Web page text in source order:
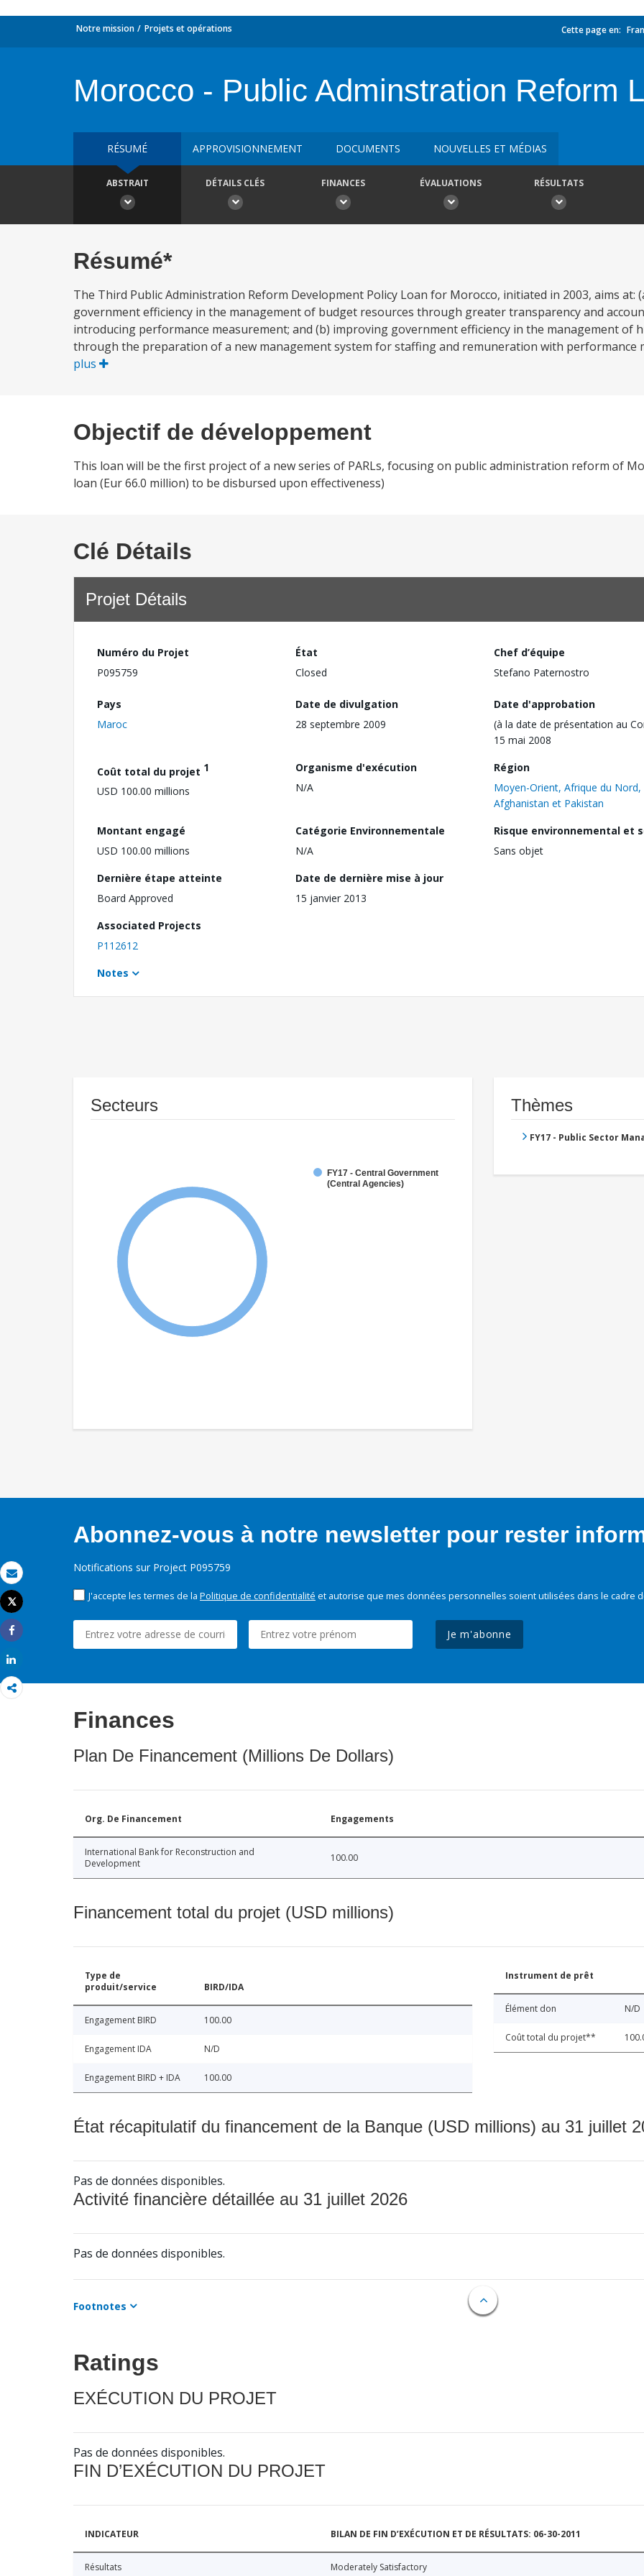
Email
Imprimer
Tweet
Share
Notre mission Projets et opérations Cette page en:
Morocco - Public Adminstration Reform
RÉSUMÉ APPROVISIONNEMENT DOCUMENTS NOUVELLES ET MÉDIAS
ABSTRAIT DÉTAILS CLÉS FINANCES ÉVALUATIONS RÉSULTATS
Résumé*
The Third Public Administration Reform Development Policy Loan for Morocco, initiated in 2003, aims at:
government efficiency in the management of budget resources through greater transparency and
introducing performance measurement; and (b) improving government efficiency in the management of
through the preparation of a new management system for staffing and remuneration with performance
plus
Objectif de développement
This loan will be the first project of a new series of PARLs, focusing on public administration reform of
loan (Eur 66.0 million) to be disbursed upon effectiveness)
Clé Détails
Projet Détails
Numéro du Projet
P095759
État
Closed
Chef d’équipe
Stefano Paternostro
Pays
Maroc
Date de divulgation
28 septembre 2009
Date d'approbation
(à la date de présentation au
15 mai 2008
Coût total du projet 1
USD 100.00 millions
Organisme d'exécution
N/A
Région
Moyen-Orient, Afrique du Nord,
Afghanistan et Pakistan
Montant engagé
USD 100.00 millions
Catégorie Environnementale
N/A
Risque environnemental et
Sans objet
Dernière étape atteinte
Board Approved
Date de dernière mise à jour
15 janvier 2013
Associated Projects
P112612
Notes
Secteurs
FY17 - Central Government
(Central Agencies)
Thèmes
FY17 - Public Sector
Abonnez-vous à notre newsletter pour rester
Notifications sur Project P095759
J'accepte les termes de la Politique de confidentialité et autorise que mes données personnelles soient utilisées dans le cadre
Je m'abonne
Finances
Plan De Financement (Millions De Dollars)
Org. De Financement Engagements
International Bank for Reconstruction and
Development
100.00
Financement total du projet (USD millions)
Type de
produit/service
BIRD/IDA
Engagement BIRD 100.00
Engagement IDA N/D
Engagement BIRD + IDA 100.00
Instrument de prêt
Élément don N/D
Coût total du projet**
État récapitulatif du financement de la Banque (USD millions) au 31 juillet
Pas de données disponibles.
Activité financière détaillée au 31 juillet 2026
Pas de données disponibles.
Footnotes
Ratings
EXÉCUTION DU PROJET
Pas de données disponibles.
FIN D’EXÉCUTION DU PROJET
INDICATEUR BILAN DE FIN D’EXÉCUTION ET DE RÉSULTATS: 06-30-2011
Résultats Moderately Satisfactory